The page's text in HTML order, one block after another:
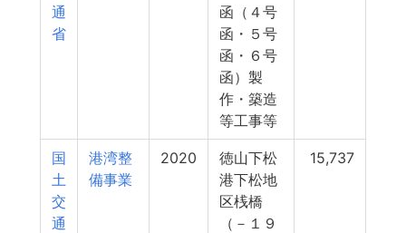
通
省
函（４号
函・５号
函・６号
函）製
作・築造
等工事等
国
土
交
通
港湾整
備事業
2020
徳山下松
港下松地
区桟橋
（－１９
15,737